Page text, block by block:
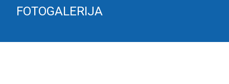
FOTOGALERIJA